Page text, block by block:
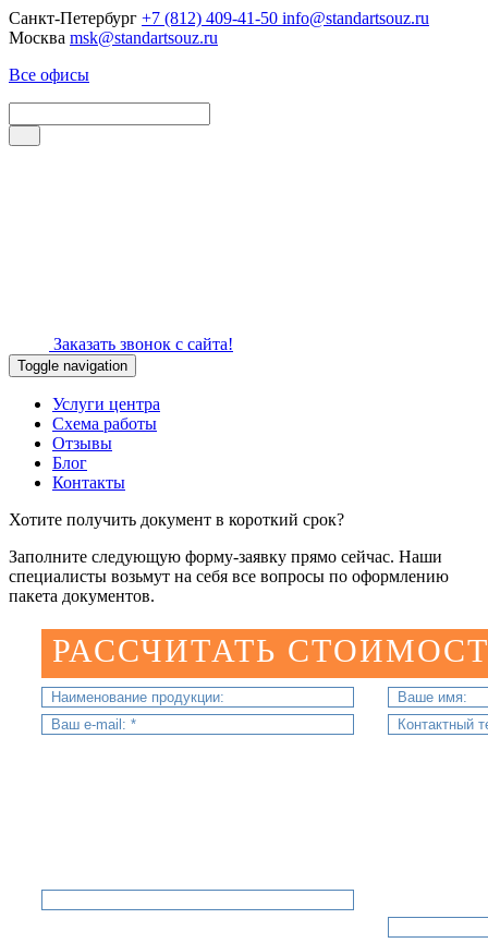
Санкт-Петербург +7 (812) 409-41-50 info@standartsouz.ru
Москва msk@standartsouz.ru
Все офисы
Заказать звонок с сайта!
Toggle navigation
Услуги центра
Схема работы
Отзывы
Блог
Контакты
Хотите получить документ в короткий срок?
Заполните следующую форму-заявку прямо сейчас. Наши
специалисты возьмут на себя все вопросы по оформлению
пакета документов.
РАССЧИТАТЬ